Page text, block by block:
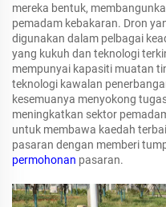
mereka bentuk,
pemadam kebakaran. Dron
digunakan dalam pelbagai
yang kukuh dan teknologi
mempunyai kapasiti muatan
teknologi kawalan
kesemuanya menyokong
meningkatkan sektor
untuk membawa kaedah
pasaran dengan memberi
permohonan pasaran.